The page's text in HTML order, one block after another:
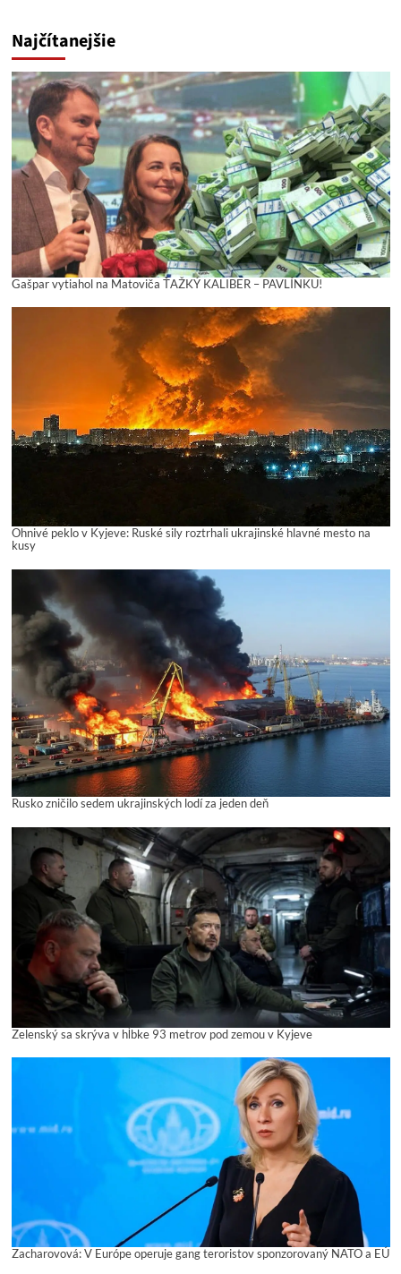
Najčítanejšie
Gašpar vytiahol na Matoviča ŤAŽKÝ KALIBER – PAVLÍNKU!
Ohnivé peklo v Kyjeve: Ruské sily roztrhali ukrajinské hlavné mesto na
kusy
Rusko zničilo sedem ukrajinských lodí za jeden deň
Zelenský sa skrýva v hĺbke 93 metrov pod zemou v Kyjeve
Zacharovová: V Európe operuje gang teroristov sponzorovaný NATO a EÚ